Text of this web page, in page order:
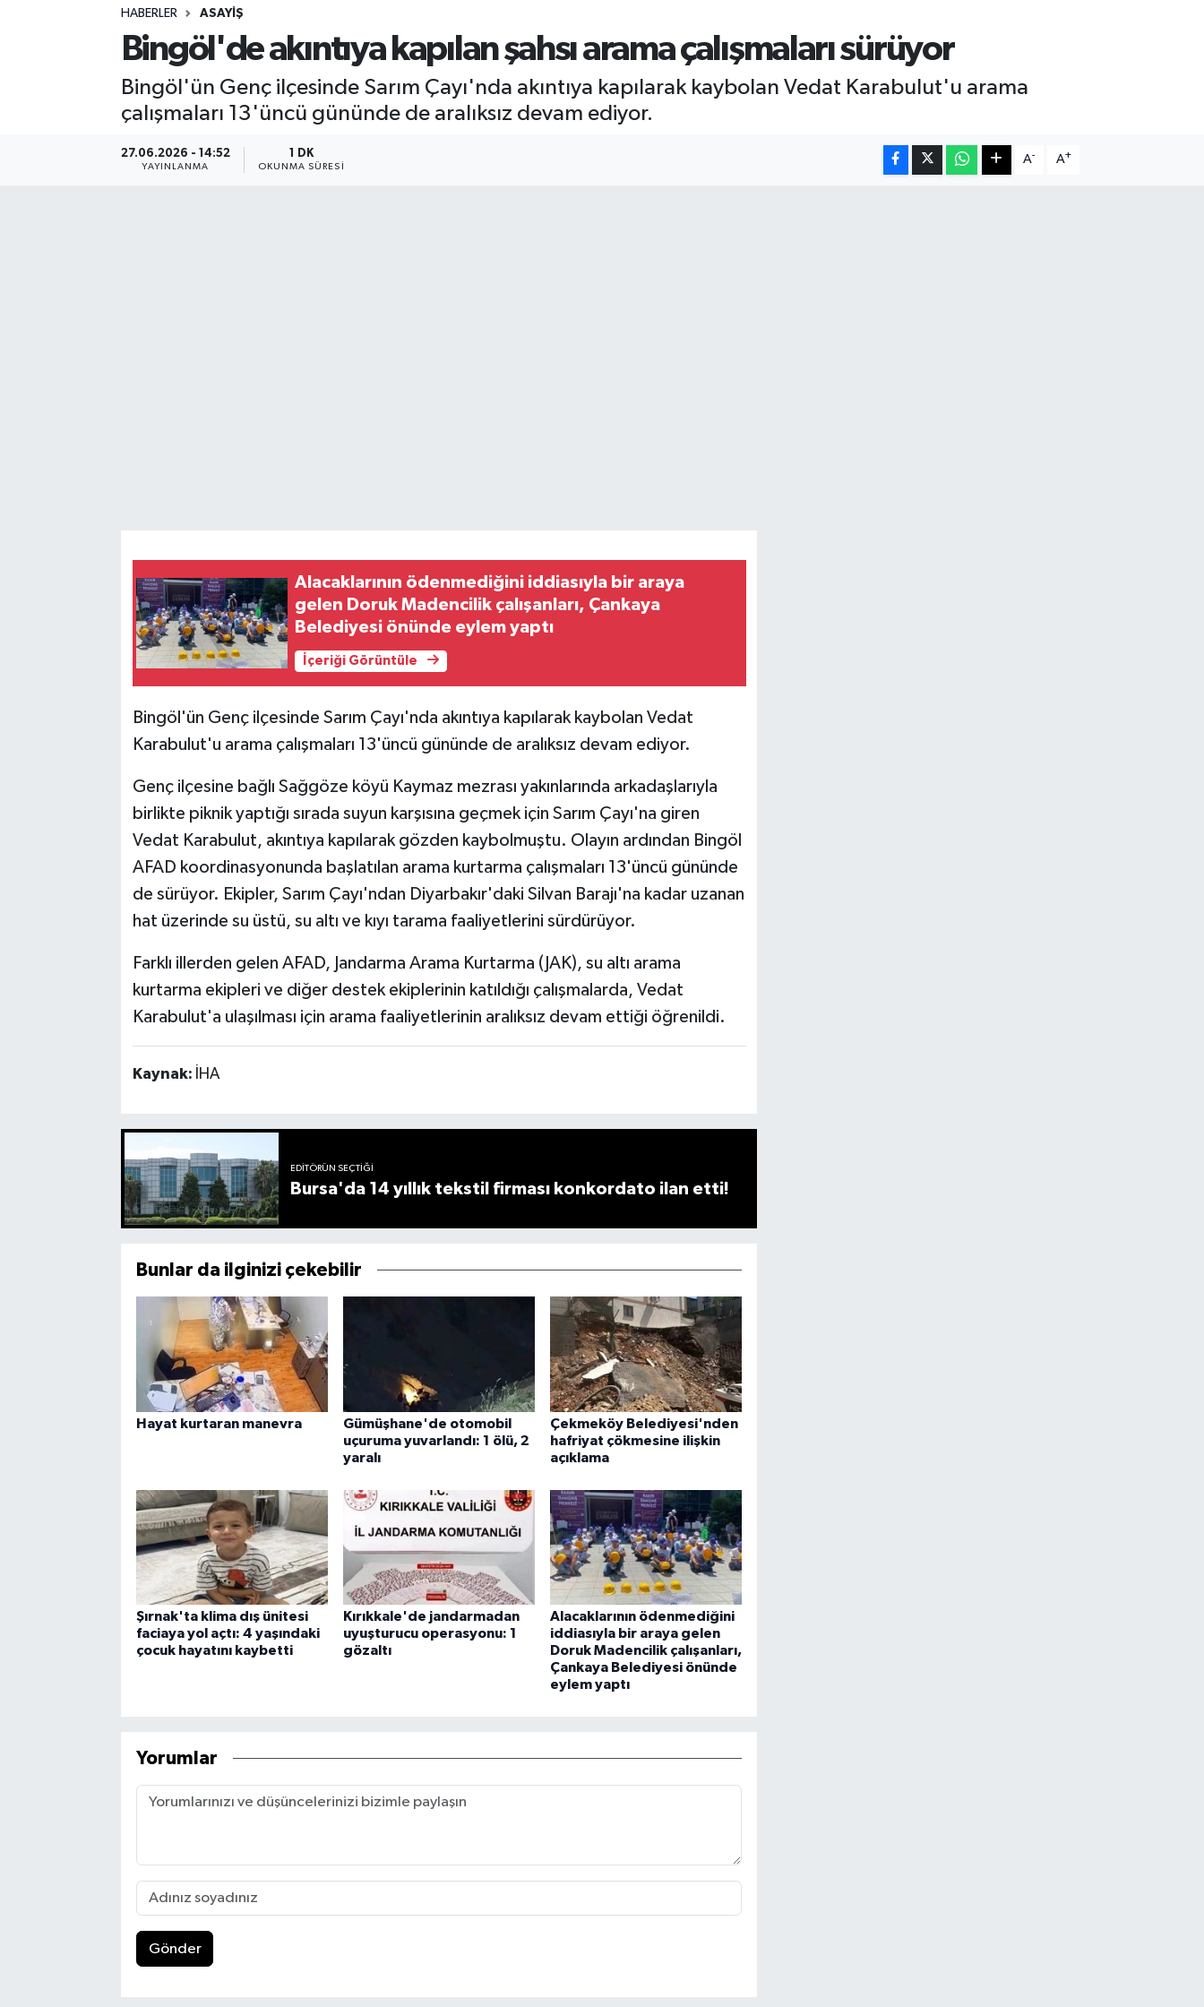
HABERLER ASAYIŞ
Bingöl'de akıntıya kapılan şahsı arama çalışmaları sürüyor
Bingöl'ün Genç ilçesinde Sarım Çayı'nda akıntıya kapılarak kaybolan Vedat Karabulut'u arama
çalışmaları 13'üncü gününde de aralıksız devam ediyor.
27.06.2026 - 14:52
YAYINLANMA
1 DK
OKUNMA SÜRESI
A- A+
Alacaklarının ödenmediğini iddiasıyla bir araya
gelen Doruk Madencilik çalışanları, Çankaya
Belediyesi önünde eylem yaptı
İçeriği Görüntüle
Bingöl'ün Genç ilçesinde Sarım Çayı'nda akıntıya kapılarak kaybolan Vedat
Karabulut'u arama çalışmaları 13'üncü gününde de aralıksız devam ediyor.
Genç ilçesine bağlı Sağgöze köyü Kaymaz mezrası yakınlarında arkadaşlarıyla
birlikte piknik yaptığı sırada suyun karşısına geçmek için Sarım Çayı'na giren
Vedat Karabulut, akıntıya kapılarak gözden kaybolmuştu. Olayın ardından Bingöl
AFAD koordinasyonunda başlatılan arama kurtarma çalışmaları 13'üncü gününde
de sürüyor. Ekipler, Sarım Çayı'ndan Diyarbakır'daki Silvan Barajı'na kadar uzanan
hat üzerinde su üstü, su altı ve kıyı tarama faaliyetlerini sürdürüyor.
Farklı illerden gelen AFAD, Jandarma Arama Kurtarma (JAK), su altı arama
kurtarma ekipleri ve diğer destek ekiplerinin katıldığı çalışmalarda, Vedat
Karabulut'a ulaşılması için arama faaliyetlerinin aralıksız devam ettiği öğrenildi.
Kaynak: İHA
EDITÖRÜN SEÇTIĞI
Bursa'da 14 yıllık tekstil firması konkordato ilan etti!
Bunlar da ilginizi çekebilir
Hayat kurtaran manevra
Gümüşhane'de otomobil
uçuruma yuvarlandı: 1 ölü, 2
yaralı
Çekmeköy Belediyesi'nden
hafriyat çökmesine ilişkin
açıklama
Şırnak'ta klima dış ünitesi
faciaya yol açtı: 4 yaşındaki
çocuk hayatını kaybetti
Kırıkkale'de jandarmadan
uyuşturucu operasyonu: 1
gözaltı
Alacaklarının ödenmediğini
iddiasıyla bir araya gelen
Doruk Madencilik çalışanları,
Çankaya Belediyesi önünde
eylem yaptı
Yorumlar
Gönder